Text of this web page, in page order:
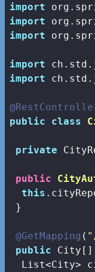
import
import
import
import
import
public
class
private
public
this
}
@GetMapping (
public City[]
List<City>